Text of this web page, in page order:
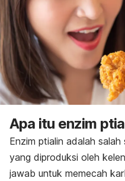
Apa itu enzim
Enzim ptialin adalah
yang diproduksi oleh
jawab untuk memecah